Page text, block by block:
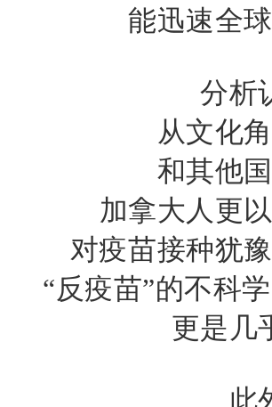
能迅速全
分析
从文化
和其他
加拿大人更
对疫苗接种犹
“反疫苗”的不科
更是几
此